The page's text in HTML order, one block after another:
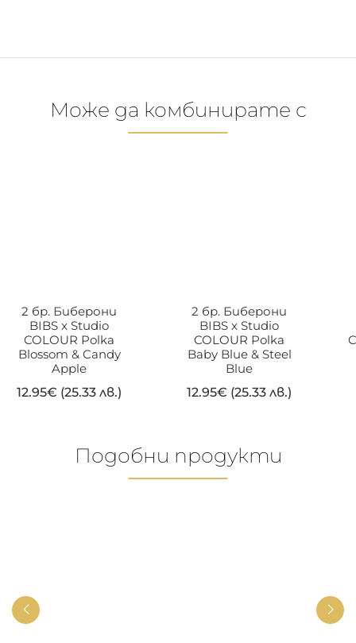
Може да комбинирате с
2 бр. Биберони
BIBS x Studio
COLOUR Polka
Blossom & Candy
Apple
12.95€ (25.33 лв.)
2 бр. Биберони
BIBS x Studio
COLOUR Polka
Baby Blue & Steel
Blue
12.95€ (25.33 лв.)
Подобни продукти